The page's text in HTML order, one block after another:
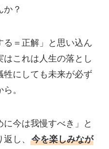
か？
る＝正解」と思い込ん
これは人生の落とし
牲にしても未来が必ず
。
今は我慢すべき」と
し、 今を楽しみなが